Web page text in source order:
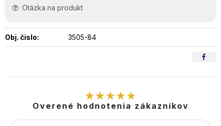
Otázka na produkt
Obj. čislo: 3505-84
★★★★★
Overené hodnotenia zákazníkov